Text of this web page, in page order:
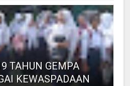
TAHUN GEMPA
KEWASPADAAN